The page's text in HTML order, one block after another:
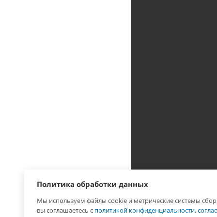
2026 © Лига - каталог
Политика обработки данных
Мы используем файлы cookie и метрические системы
вы соглашаетесь с политикой конфиденциальности,